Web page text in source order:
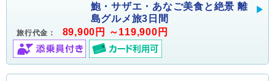
鮑・サザエ・あなご美食と絶景 離
島グルメ旅3日間
旅行代金： 89,900円 ～119,900円